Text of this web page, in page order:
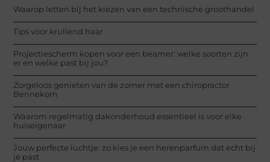
Waarop letten bij het kiezen van een technische groothandel
Tips voor krullend haar
Projectiescherm kopen voor een beamer: welke soorten zijn
er en welke past bij jou?
Zorgeloos genieten van de zomer met een chiropractor
Bennekom
Waarom regelmatig dakonderhoud essentieel is voor elke
huiseigenaar
Jouw perfecte luchtje: zo kies je een herenparfum dat echt bij
je past